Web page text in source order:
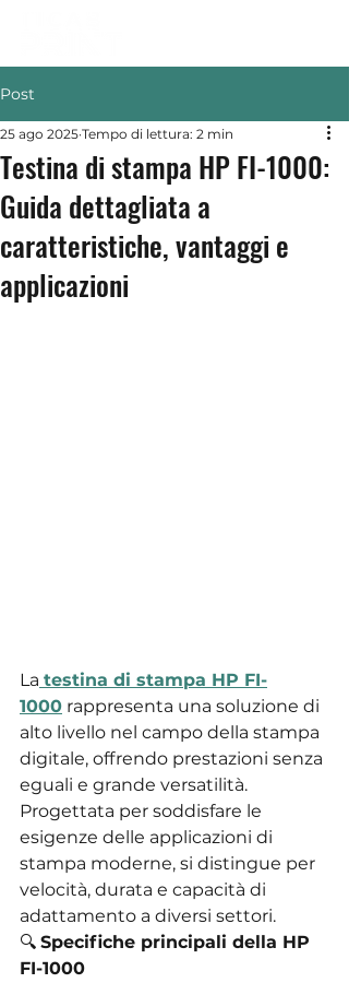
Post
Testina di stampa HP FI-1000:
Guida dettagliata a
caratteristiche, vantaggi e
applicazioni
25 ago 2025 Tempo di lettura: 2 min
La testina di stampa HP FI-
1000 rappresenta una soluzione di
alto livello nel campo della stampa
digitale, offrendo prestazioni senza
eguali e grande versatilità.
Progettata per soddisfare le
esigenze delle applicazioni di
stampa moderne, si distingue per
velocità, durata e capacità di
adattamento a diversi settori.
🔍 Specifiche principali della HP
FI-1000